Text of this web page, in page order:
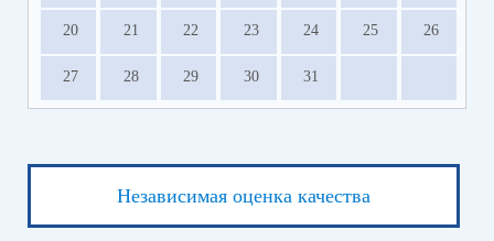
20 21 22 23 24 25 26
27 28 29 30 31
Независимая оценка качества